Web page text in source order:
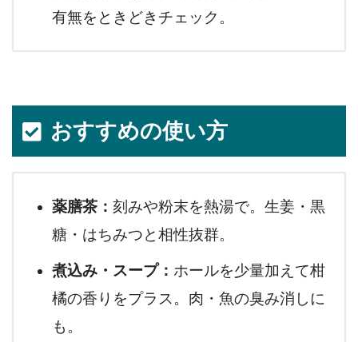
有無をときどきチェック。
おすすめの使い方
薬膳茶： 刻みや粉末を熱湯で。生姜・黒
糖・はちみつと相性抜群。
煮込み・スープ： ホールを少量加えて柑
橘の香りをプラス。肉・魚の臭み消しに
も。